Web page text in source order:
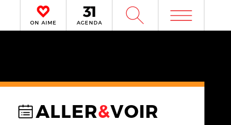
ON AIME AGENDA W m
@ALLER&VOIR